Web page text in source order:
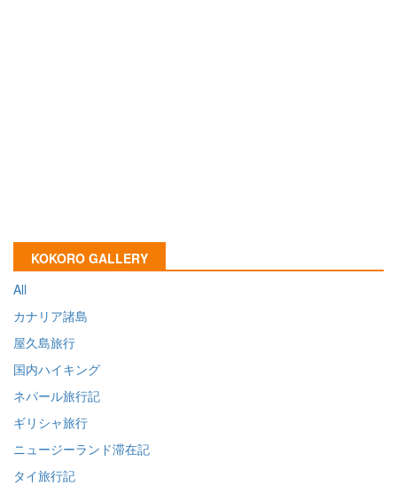
KOKORO GALLERY
All
カナリア諸島
屋久島旅行
国内ハイキング
ネパール旅行記
ギリシャ旅行
ニュージーランド滞在記
タイ旅行記